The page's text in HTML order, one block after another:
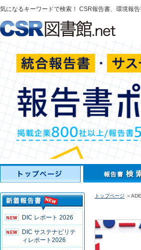
気になるキーワードで検索！ CSR報告書、環境報
DIC レポート 2026
DIC サステナビリテ
ィレポート2026
トップページ ＞